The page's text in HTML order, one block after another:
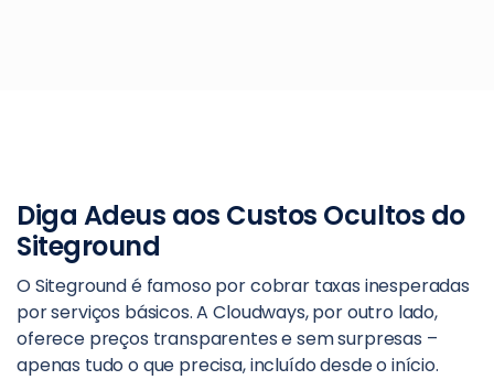
Diga Adeus aos Custos Ocultos do
Siteground
O Siteground é famoso por cobrar taxas inesperadas
por serviços básicos. A Cloudways, por outro lado,
oferece preços transparentes e sem surpresas –
apenas tudo o que precisa, incluído desde o início.